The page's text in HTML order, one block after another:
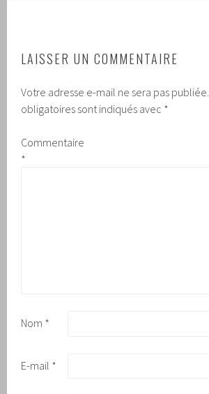
LAISSER UN COMMENTAIRE
Votre adresse e-mail ne sera pas publiée.
obligatoires sont indiqués avec *
Commentaire
*
Nom *
E-mail *